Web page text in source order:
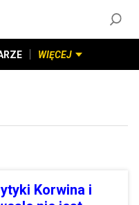
WIĘCEJ
Korwina i